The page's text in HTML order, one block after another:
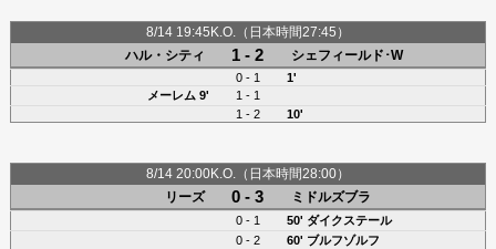
8/14 19:45K.O.（日本時間27:45）
ハル・シティ
1 - 2 シェフィールド･W
0 - 1
1'
メーレム 9'
1 - 1
1 - 2
10'
8/14 20:00K.O.（日本時間28:00）
リーズ
0 - 3 ミドルズブラ
0 - 1 50' ダイクステール
0 - 2
60' ブルフゾルフ